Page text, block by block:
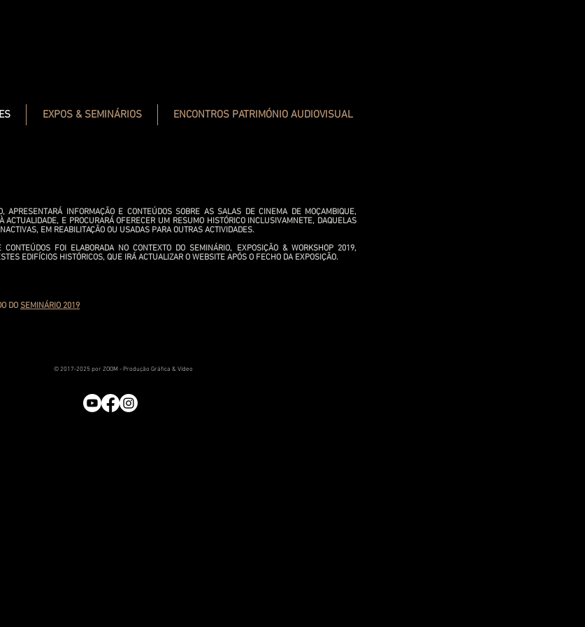
EXPOS & SEMINÁRIOS ENCONTROS PATRIMÓNIO AUDIOVISUAL
APRESENTARÁ INFORMAÇÃO E CONTEÚDOS SOBRE AS SALAS DE CINEMA DE MOÇAMBIQUE,
ACTUALIDADE, E PROCURARÁ OFERECER UM RESUMO HISTÓRICO INCLUSIVAMNETE, DAQUELAS
EM REABILITAÇÃO OU USADAS PARA OUTRAS ACTIVIDADES.
FOI ELABORADA NO CONTEXTO DO SEMINÁRIO, EXPOSIÇÃO & WORKSHOP 2019,
EDIFÍCIOS HISTÓRICOS, QUE IRÁ ACTUALIZAR O WEBSITE APÓS O FECHO DA EXPOSIÇÃO.
DO SEMINÁRIO 2019
© 2017-2025 por ZOOM - Produção Gráfica & Vídeo